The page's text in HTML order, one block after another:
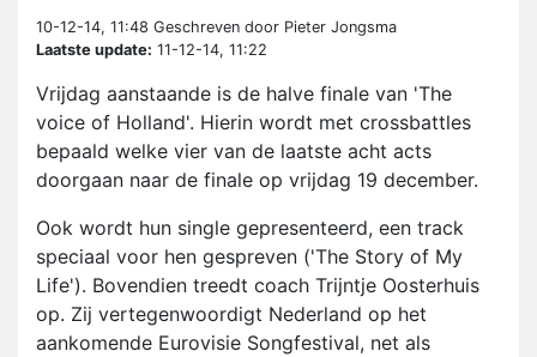
10-12-14, 11:48 Geschreven door Pieter Jongsma
Laatste update: 11-12-14, 11:22
Vrijdag aanstaande is de halve finale van 'The
voice of Holland'. Hierin wordt met crossbattles
bepaald welke vier van de laatste acht acts
doorgaan naar de finale op vrijdag 19 december.
Ook wordt hun single gepresenteerd, een track
speciaal voor hen gespreven ('The Story of My
Life'). Bovendien treedt coach Trijntje Oosterhuis
op. Zij vertegenwoordigt Nederland op het
aankomende Eurovisie Songfestival, net als